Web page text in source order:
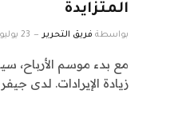
المتزايدة
بواسطة فريق التحرير 23 يوليو، 2024
مع بدء موسم الأرباح،
زيادة الإيرادات. لدى